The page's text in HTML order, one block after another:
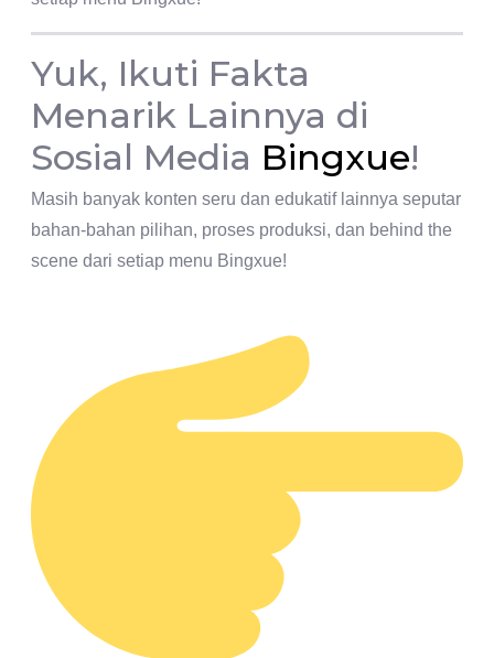
Yuk, Ikuti Fakta
Menarik Lainnya di
Sosial Media Bingxue!
Masih banyak konten seru dan edukatif lainnya seputar
bahan-bahan pilihan, proses produksi, dan behind the
scene dari setiap menu Bingxue!